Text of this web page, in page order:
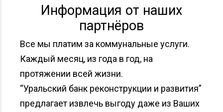
Информация от наших
партнёров
Все мы платим за коммунальные услуги.
Каждый месяц, из года в год, на
протяжении всей жизни.
“Уральский банк реконструкции и развития”
предлагает извлечь выгоду даже из Ваших